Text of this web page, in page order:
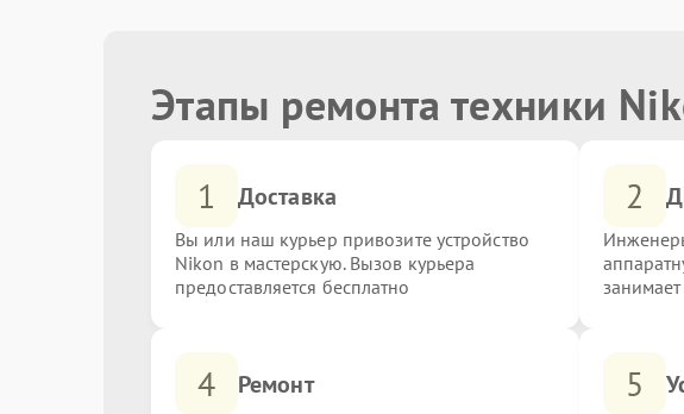
Этапы ремонта техники
1 Доставка
Вы или наш курьер привозите устройство
Nikon в мастерскую. Вызов курьера
предоставляется бесплатно
2
4 Ремонт 5